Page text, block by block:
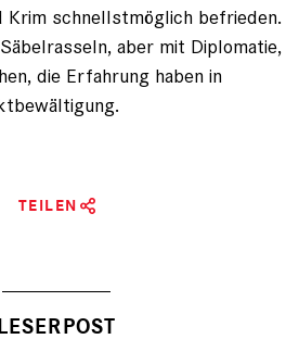
Krim schnellstmöglich befrieden.
aber mit ­Diplomatie,
die Erfahrung haben in
TEILEN